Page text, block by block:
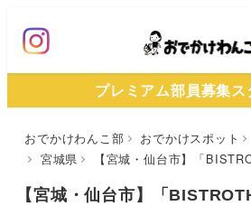
ン
プレミアム部員募集ス
おでかけわんこ部 おでかけスポット
宮城県
【宮城・仙台市】「
【宮城・仙台市】「